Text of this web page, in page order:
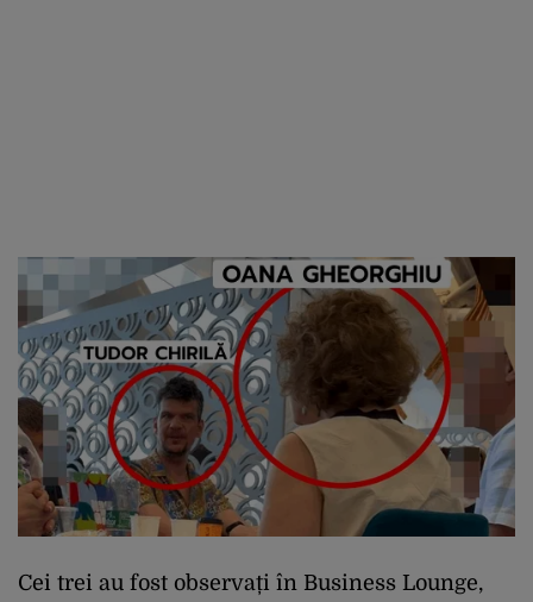
Cei trei au fost observați în Business Lounge,